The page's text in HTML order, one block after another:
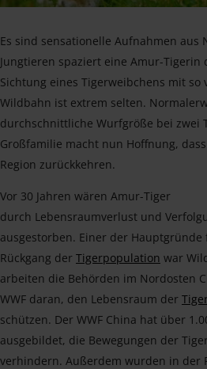
Es sind sensationelle Aufnahmen aus
Jungtieren spaziert eine Amur-Tigerin
Sichtung eines Tigerweibchens mit
Wildbahn ist extrem selten.
durchschnittliche Wurfgröße bei zwei
Großfamilie macht nun Hoffnung,
Region zurückkehren.
Vor 30 Jahren wären Amur-Tiger
durch Lebensraumverlust und
ausgestorben. Einer der
Rückgang der Tigerpopulation war
arbeiten die Behörden im Nordosten
WWF daran, den Lebensraum der
schützen. Der WWF China hat über
ausgebildet, die Bewegungen der
verhindern. Außerdem wurden in der